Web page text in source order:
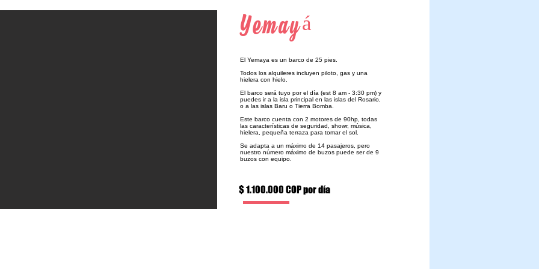
Yemayá
El Yemaya es un barco de 25 pies.
Todos los alquileres incluyen piloto, gas y una
hielera con hielo.
El barco será tuyo por el día (est 8 am - 3:30 pm) y
puedes ir a la isla principal en las islas del Rosario,
o a las islas Baru o Tierra Bomba.
Este barco cuenta con 2 motores de 90hp, todas
las características de seguridad, showr, música,
hielera, pequeña terraza para tomar el sol.
Se adapta a un máximo de 14 pasajeros, pero
nuestro número máximo de buzos puede ser de 9
buzos con equipo.
$ 1.100.000 COP por día